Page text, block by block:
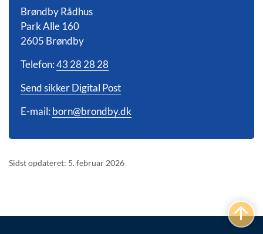
Brøndby Rådhus
Park Alle 160
2605 Brøndby
Telefon:43 28 28 28
Send sikker Digital Post
E-mail: born@brondby.dk
Sidst opdateret: 5. februar 2026